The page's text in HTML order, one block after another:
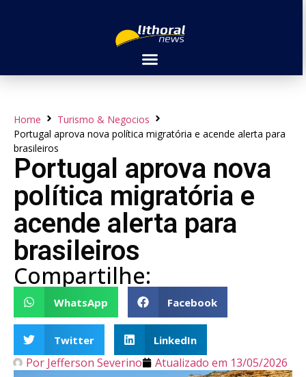
Home
Turismo & Negocios
Portugal aprova nova política migratória e acende alerta para
brasileiros
Portugal aprova nova
política migratória e
acende alerta para
brasileiros
Compartilhe:
WhatsApp Facebook
Twitter LinkedIn
Por Jefferson Severino Atualizado em 13/05/2026